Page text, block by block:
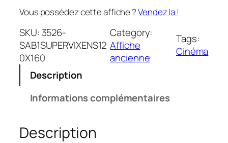
Vous possédez cette affiche ?Vendez la !
SKU: 3526-
SAB1SUPERVIXENS12
0X160
Category:
Affiche
ancienne
Tags:
Cinéma
Description
Informations complémentaires
Description